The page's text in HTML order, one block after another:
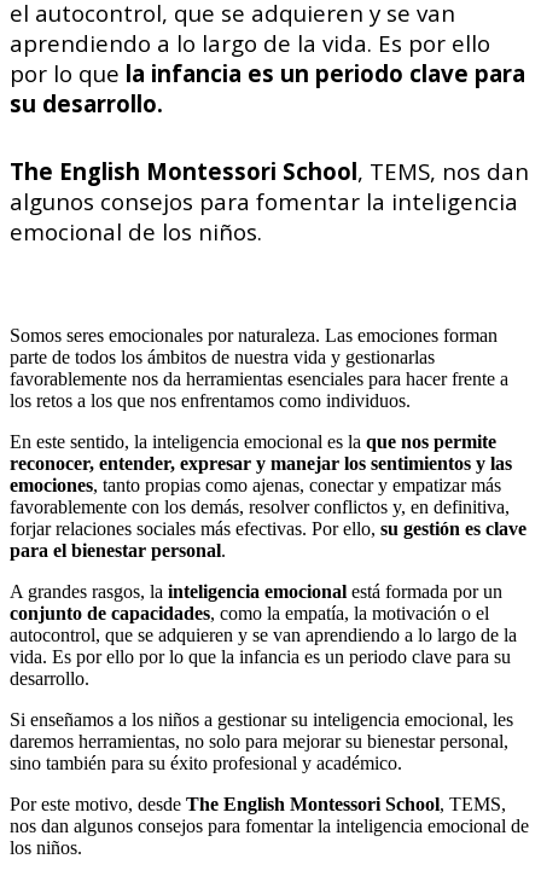
el autocontrol, que se adquieren y se van
aprendiendo a lo largo de la vida. Es por ello
por lo que la infancia es un periodo clave para
su desarrollo.
The English Montessori School, TEMS, nos dan
algunos consejos para fomentar la inteligencia
emocional de los niños.
Somos seres emocionales por naturaleza. Las emociones forman
parte de todos los ámbitos de nuestra vida y gestionarlas
favorablemente nos da herramientas esenciales para hacer frente a
los retos a los que nos enfrentamos como individuos.
En este sentido, la inteligencia emocional es la que nos permite
reconocer, entender, expresar y manejar los sentimientos y las
emociones, tanto propias como ajenas, conectar y empatizar más
favorablemente con los demás, resolver conflictos y, en definitiva,
forjar relaciones sociales más efectivas. Por ello, su gestión es clave
para el bienestar personal.
A grandes rasgos, la inteligencia emocional está formada por un
conjunto de capacidades, como la empatía, la motivación o el
autocontrol, que se adquieren y se van aprendiendo a lo largo de la
vida. Es por ello por lo que la infancia es un periodo clave para su
desarrollo.
Si enseñamos a los niños a gestionar su inteligencia emocional, les
daremos herramientas, no solo para mejorar su bienestar personal,
sino también para su éxito profesional y académico.
Por este motivo, desde The English Montessori School, TEMS,
nos dan algunos consejos para fomentar la inteligencia emocional de
los niños.